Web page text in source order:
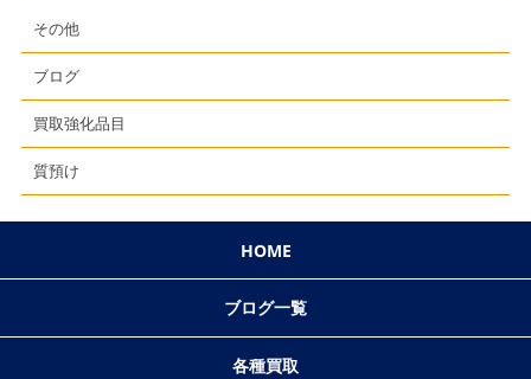
その他
ブログ
買取強化品目
質預け
HOME
ブログ一覧
各種買取